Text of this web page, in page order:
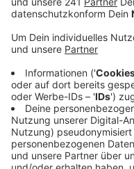
Diese sei Standard
europäischen Stadt,
positive Effekte
bessere Aufklärung
Veröffentlicht: Sonntag,
Anzeige